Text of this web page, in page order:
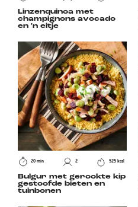
Linzenquinoa met
champignons avocado
en 'n eitje
20 min 2 525 kcal
Bulgur met gerookte kip
gestoofde bieten en
tuinbonen